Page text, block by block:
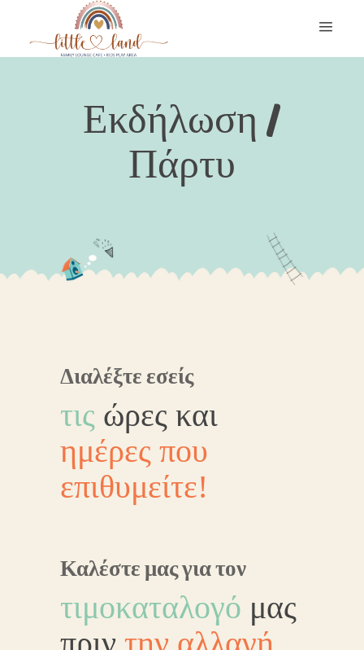
Εκδήλωση /
Πάρτυ
Διαλέξτε εσείς
τις ώρες και
ημέρες που
επιθυμείτε!
Καλέστε μας για τον
τιμοκαταλογό μας